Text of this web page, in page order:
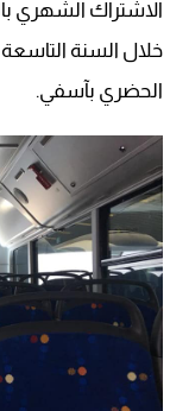
خلال السنة
الحضري بآسفي.